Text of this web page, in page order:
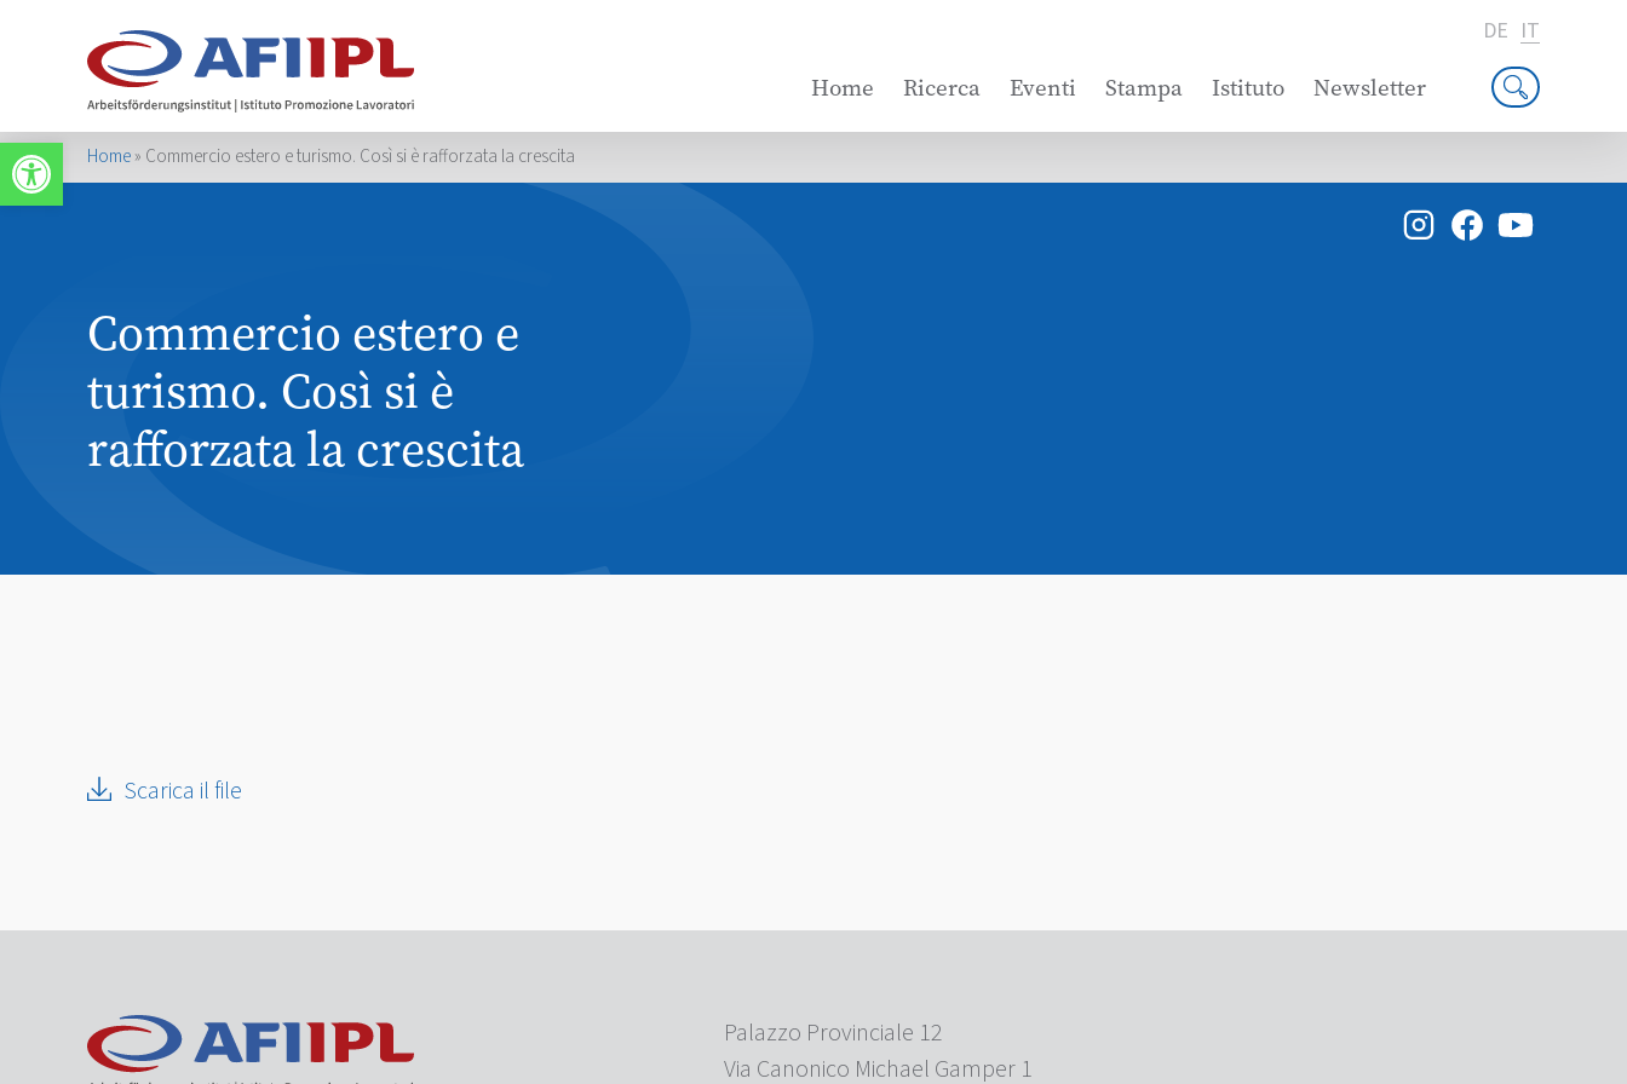
Apri la barra degli strumenti
Home Ricerca Eventi Stampa Istituto Newsletter
DE IT
Home» Commercio estero e turismo. Così si è rafforzata la crescita
Commercio estero e
turismo. Così si è
rafforzata la crescita
Scarica il file
Palazzo Provinciale 12
Via Canonico Michael Gamper 1